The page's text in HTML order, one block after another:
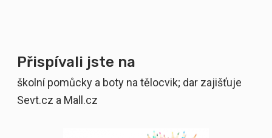
Přispívali jste na
školní pomůcky a boty na tělocvik; dar zajišťuje
Sevt.cz a Mall.cz